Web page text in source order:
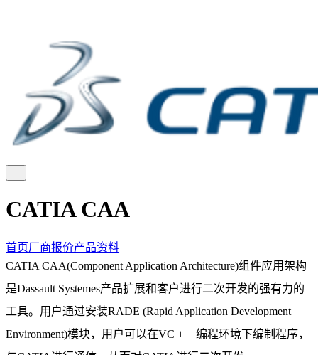
CATIA CAA
首页厂商报价产品资料
CATIA CAA(Component Application Architecture)组件应用架构
是Dassault Systemes产品扩展和客户进行二次开发的强有力的
工具。用户通过安装RADE (Rapid Application Development
Environment)模块，用户可以在VC + + 编程环境下编制程序，